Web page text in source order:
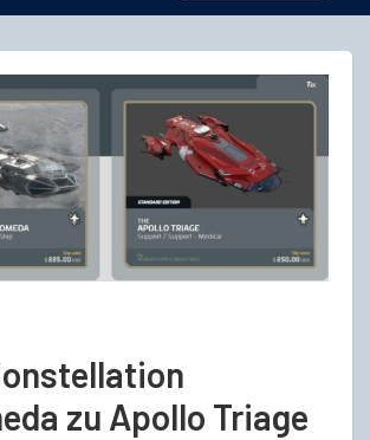
zu Apollo Triage